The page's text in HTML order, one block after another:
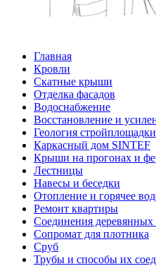
Главная
Кровли
Скатные крыши
Отделка фасадов
Водоснабжение
Восстановление и
Геология стройплощадки
Каркасный дом SINTEF
Крыши на прогонах и
Лестницы
Навесы и беседки
Отопление и горячее
Ремонт квартиры
Соединения деревянных
Сопромат для плотника
Сруб
Трубы и способы их